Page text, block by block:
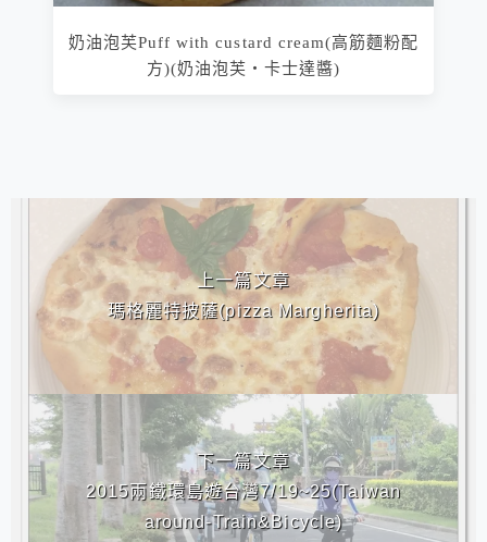
奶油泡芙Puff with custard cream(高筋麵粉配
方)(奶油泡芙‧卡士達醬)
相連文章
上一篇文章
瑪格麗特披薩(pizza Margherita)
下一篇文章
2015兩鐵環島遊台灣7/19~25(Taiwan
around-Train&Bicycle)